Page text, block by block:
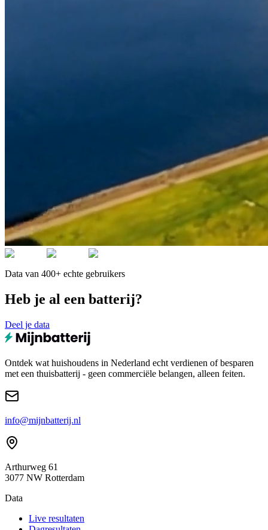
Data van 400+ echte gebruikers
Heb je al een batterij?
Deel je data
Ontdek wat huishoudens in Nederland echt verdienen of besparen
met een thuisbatterij - geen commerciële belangen, alleen feiten.
info@mijnbatterij.nl
Arthurweg 61
3077 NW Rotterdam
Data
Live resultaten